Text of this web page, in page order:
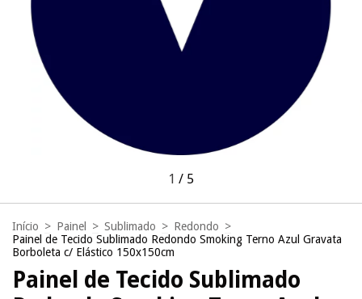
1 / 5
Início > Painel > Sublimado > Redondo >
Painel de Tecido Sublimado Redondo Smoking Terno Azul Gravata
Borboleta c/ Elástico 150x150cm
Painel de Tecido Sublimado